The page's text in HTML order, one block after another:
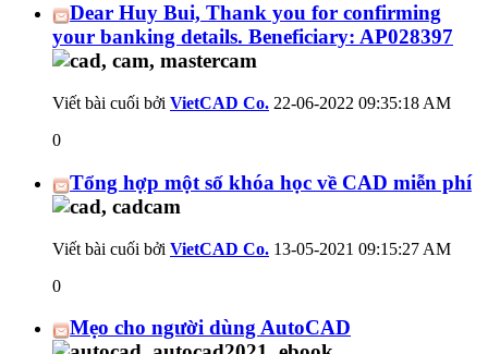
Dear Huy Bui, Thank you for confirming
your banking details. Beneficiary: AP028397
Viết bài cuối bởi VietCAD Co. 22-06-2022 09:35:18 AM
0
Tổng hợp một số khóa học về CAD miễn phí
Viết bài cuối bởi VietCAD Co. 13-05-2021 09:15:27 AM
0
Mẹo cho người dùng AutoCAD